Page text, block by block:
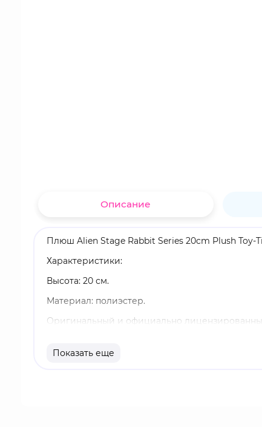
Описание
Плюш Alien Stage Rabbit Series 20cm Plush Toy-
Характеристики:
Высота: 20 см.
Материал: полиэстер.
Оригинальный и официально
Тилл - загадочный и меланхоличный молодой
Показать еще